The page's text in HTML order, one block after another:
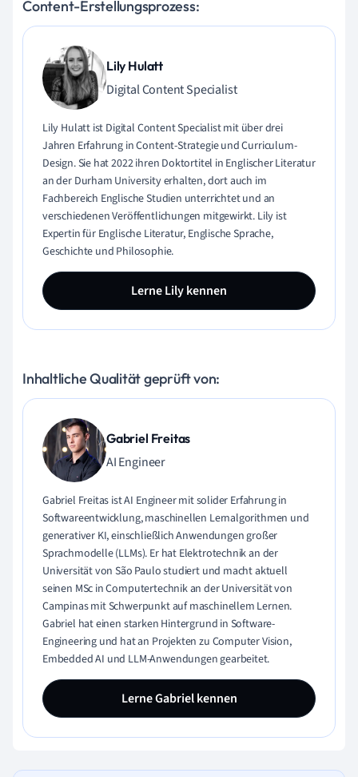
Content-Erstellungsprozess:
Lily Hulatt
Digital Content Specialist
Lily Hulatt ist Digital Content Specialist mit über drei
Jahren Erfahrung in Content-Strategie und Curriculum-
Design. Sie hat 2022 ihren Doktortitel in Englischer Literatur
an der Durham University erhalten, dort auch im
Fachbereich Englische Studien unterrichtet und an
verschiedenen Veröffentlichungen mitgewirkt. Lily ist
Expertin für Englische Literatur, Englische Sprache,
Geschichte und Philosophie.
Lerne Lily kennen
Inhaltliche Qualität geprüft von:
Gabriel Freitas
AI Engineer
Gabriel Freitas ist AI Engineer mit solider Erfahrung in
Softwareentwicklung, maschinellen Lernalgorithmen und
generativer KI, einschließlich Anwendungen großer
Sprachmodelle (LLMs). Er hat Elektrotechnik an der
Universität von São Paulo studiert und macht aktuell
seinen MSc in Computertechnik an der Universität von
Campinas mit Schwerpunkt auf maschinellem Lernen.
Gabriel hat einen starken Hintergrund in Software-
Engineering und hat an Projekten zu Computer Vision,
Embedded AI und LLM-Anwendungen gearbeitet.
Lerne Gabriel kennen